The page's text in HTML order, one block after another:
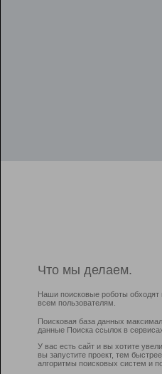
Что мы делаем.
Наши поисковые роботы обходят
всем пользователям.
Поисковая база данных
данные Поиска ссылок в
У вас есть сайт и вы хотите
вы запустите проект, тем
алгоритмы поисковых систем и